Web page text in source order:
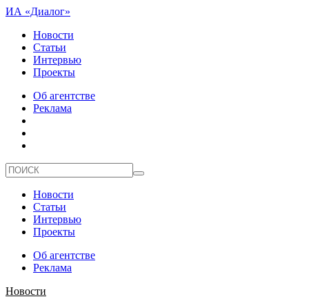
ИА «Диалог»
Новости
Статьи
Интервью
Проекты
Об агентстве
Реклама
Новости
Статьи
Интервью
Проекты
Об агентстве
Реклама
Новости